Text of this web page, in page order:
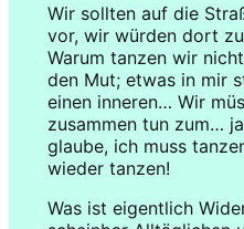
Wir sollten auf die
vor, wir würden dort
Warum tanzen wir
den Mut; etwas in mir
einen inneren… Wir
zusammen tun zum…
glaube, ich muss
wieder tanzen!
Was ist eigentlich